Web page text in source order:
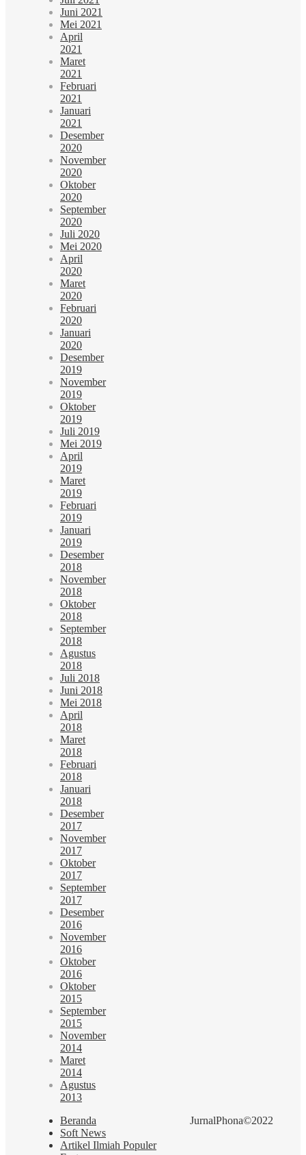
Juni 2021
Mei 2021
April
2021
Maret
2021
Februari
2021
Januari
2021
Desember
2020
November
2020
Oktober
2020
September
2020
Juli 2020
Mei 2020
April
2020
Maret
2020
Februari
2020
Januari
2020
Desember
2019
November
2019
Oktober
2019
Juli 2019
Mei 2019
April
2019
Maret
2019
Februari
2019
Januari
2019
Desember
2018
November
2018
Oktober
2018
September
2018
Agustus
2018
Juli 2018
Juni 2018
Mei 2018
April
2018
Maret
2018
Februari
2018
Januari
2018
Desember
2017
November
2017
Oktober
2017
September
2017
Desember
2016
November
2016
Oktober
2016
Oktober
2015
September
2015
November
2014
Maret
2014
Agustus
2013
JurnalPhona©2022
Beranda
Soft News
Artikel Ilmiah Populer